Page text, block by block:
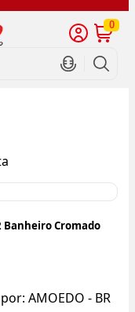
0
Banheiro Cromado
AMOEDO - BR